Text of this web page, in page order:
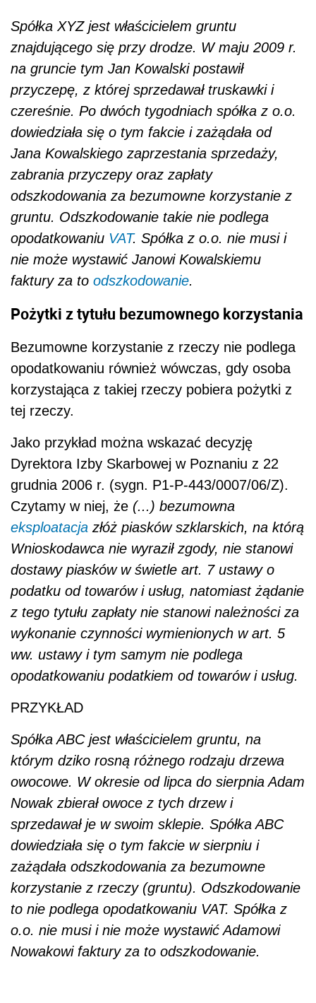
Spółka XYZ jest właścicielem gruntu
znajdującego się przy drodze. W maju 2009 r.
na gruncie tym Jan Kowalski postawił
przyczepę, z której sprzedawał truskawki i
czereśnie. Po dwóch tygodniach spółka z o.o.
dowiedziała się o tym fakcie i zażądała od
Jana Kowalskiego zaprzestania sprzedaży,
zabrania przyczepy oraz zapłaty
odszkodowania za bezumowne korzystanie z
gruntu. Odszkodowanie takie nie podlega
opodatkowaniu VAT. Spółka z o.o. nie musi i
nie może wystawić Janowi Kowalskiemu
faktury za to odszkodowanie.
Pożytki z tytułu bezumownego korzystania
Bezumowne korzystanie z rzeczy nie podlega
opodatkowaniu również wówczas, gdy osoba
korzystająca z takiej rzeczy pobiera pożytki z
tej rzeczy.
Jako przykład można wskazać decyzję
Dyrektora Izby Skarbowej w Poznaniu z 22
grudnia 2006 r. (sygn. P1-P-443/0007/06/Z).
Czytamy w niej, że (...) bezumowna
eksploatacja złóż piasków szklarskich, na którą
Wnioskodawca nie wyraził zgody, nie stanowi
dostawy piasków w świetle art. 7 ustawy o
podatku od towarów i usług, natomiast żądanie
z tego tytułu zapłaty nie stanowi należności za
wykonanie czynności wymienionych w art. 5
ww. ustawy i tym samym nie podlega
opodatkowaniu podatkiem od towarów i usług.
PRZYKŁAD
Spółka ABC jest właścicielem gruntu, na
którym dziko rosną różnego rodzaju drzewa
owocowe. W okresie od lipca do sierpnia Adam
Nowak zbierał owoce z tych drzew i
sprzedawał je w swoim sklepie. Spółka ABC
dowiedziała się o tym fakcie w sierpniu i
zażądała odszkodowania za bezumowne
korzystanie z rzeczy (gruntu). Odszkodowanie
to nie podlega opodatkowaniu VAT. Spółka z
o.o. nie musi i nie może wystawić Adamowi
Nowakowi faktury za to odszkodowanie.